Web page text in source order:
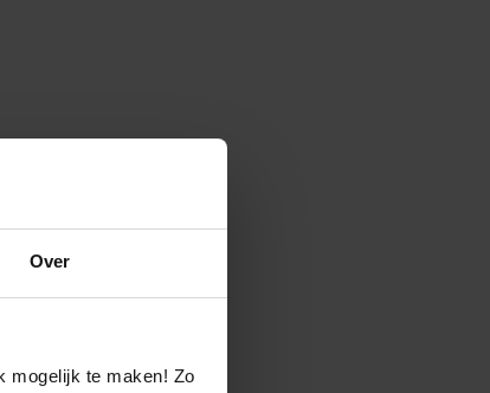
Over
mogelijk te maken! Zo